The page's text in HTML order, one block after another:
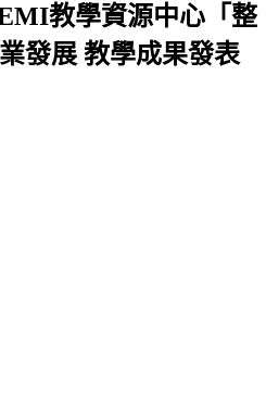
教學資源中心「整
發展 教學成果發表